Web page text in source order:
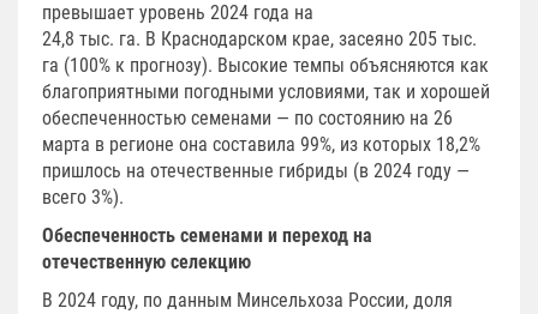
превышает уровень 2024 года на
24,8 тыс. га. В Краснодарском крае, засеяно 205 тыс.
га (100% к прогнозу). Высокие темпы объясняются как
благоприятными погодными условиями, так и хорошей
обеспеченностью семенами — по состоянию на 26
марта в регионе она составила 99%, из которых 18,2%
пришлось на отечественные гибриды (в 2024 году —
всего 3%).
Обеспеченность семенами и переход на
отечественную селекцию
В 2024 году, по данным Минсельхоза России, доля